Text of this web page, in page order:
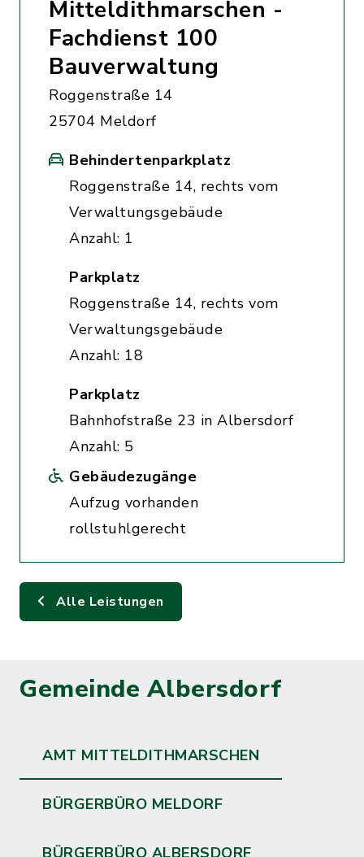
Mitteldithmarschen -
Fachdienst 100
Bauverwaltung
Roggenstraße 14
25704 Meldorf
Behindertenparkplatz
Roggenstraße 14, rechts vom
Verwaltungsgebäude
Anzahl: 1
Parkplatz
Roggenstraße 14, rechts vom
Verwaltungsgebäude
Anzahl: 18
Parkplatz
Bahnhofstraße 23 in Albersdorf
Anzahl: 5
Gebäudezugänge
Aufzug vorhanden
rollstuhlgerecht
Alle Leistungen
Gemeinde Albersdorf
AMT MITTELDITHMARSCHEN
BÜRGERBÜRO MELDORF
BÜRGERBÜRO ALBERSDORF